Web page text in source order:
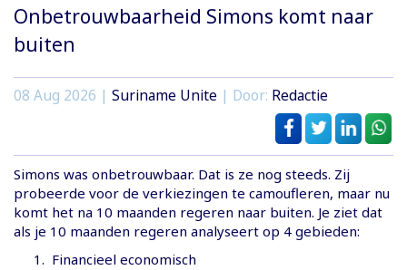
Onbetrouwbaarheid Simons komt naar
buiten
08 Aug 2026 | Suriname Unite | Door: Redactie
Simons was onbetrouwbaar. Dat is ze nog steeds. Zij
probeerde voor de verkiezingen te camoufleren, maar nu
komt het na 10 maanden regeren naar buiten. Je ziet dat
als je 10 maanden regeren analyseert op 4 gebieden:
⁠Financieel economisch